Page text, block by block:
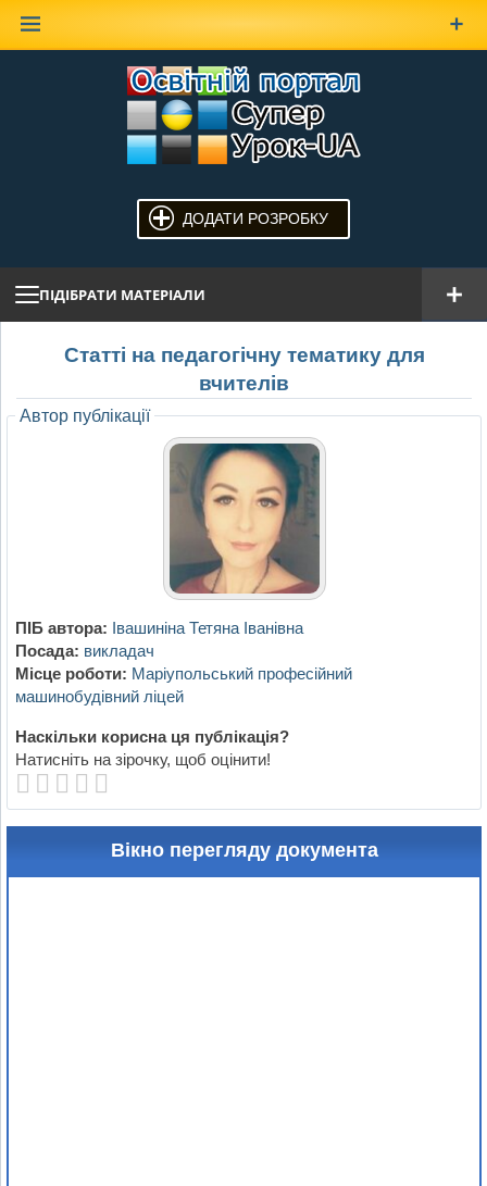
ДОДАТИ РОЗРОБКУ
ПІДІБРАТИ МАТЕРІАЛИ
Статті на педагогічну тематику для
вчителів
Автор публікації
ПІБ автора: Івашиніна Тетяна Іванівна
Посада: викладач
Місце роботи: Маріупольський професійний
машинобудівний ліцей
Наскільки корисна ця публікація?
Натисніть на зірочку, щоб оцінити!
Вікно перегляду документа